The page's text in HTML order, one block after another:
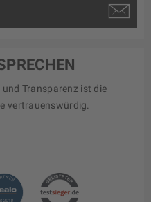
Transparenz ist die
vertrauenswürdig.